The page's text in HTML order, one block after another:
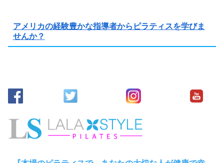
アメリカの経験豊かな指導者からピラティスを学びま
せんか？